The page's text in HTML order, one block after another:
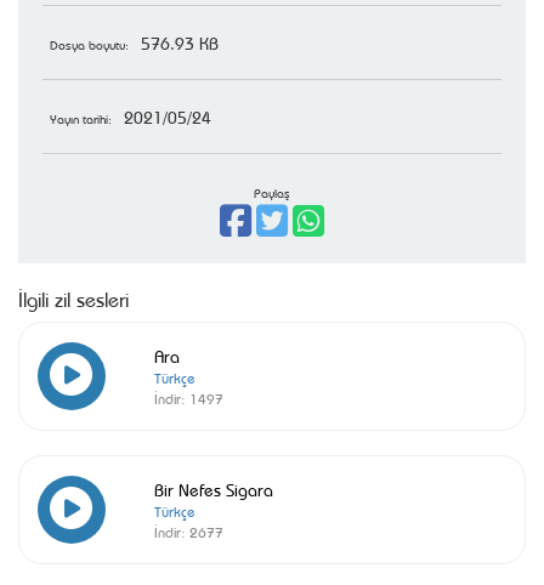
Dosya boyutu: 576.93 KB
Yayın tarihi: 2021/05/24
Paylaş
İlgili zil sesleri
Ara
Türkçe
İndir: 1497
Bir Nefes Sigara
Türkçe
İndir: 2677